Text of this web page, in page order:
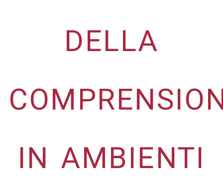
DELLA
IN AMBIENTI